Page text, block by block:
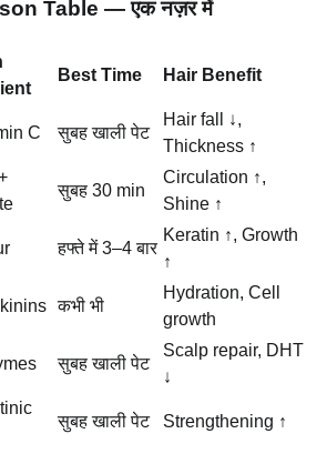
Table — एक नज़र में
Best Time Hair Benefit
C सुबह खाली पेट
Hair fall ↓,
Thickness ↑
सुबह 30 min
Circulation ↑,
Shine ↑
हफ्ते में 3–4 बार
Keratin ↑, Growth
↑
कभी भी
Hydration, Cell
growth
सुबह खाली पेट
Scalp repair, DHT
↓
सुबह खाली पेट Strengthening ↑